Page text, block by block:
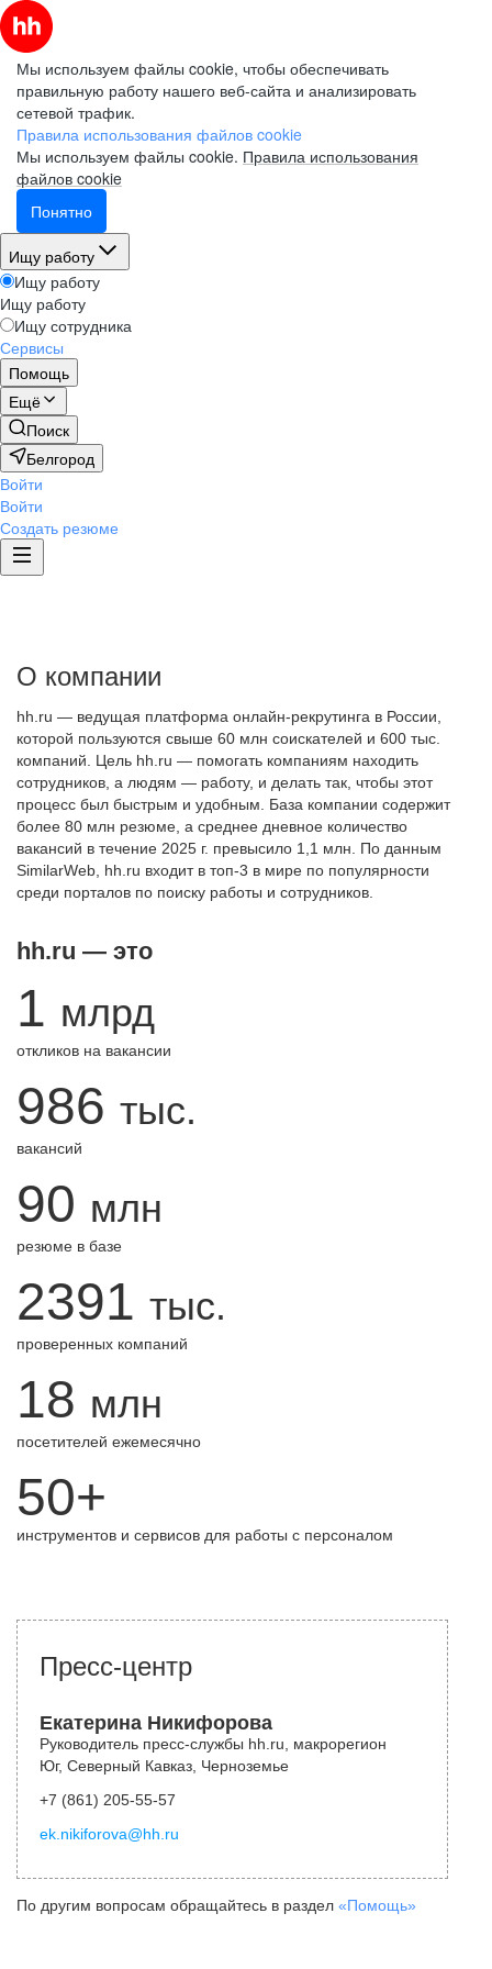
Мы используем файлы cookie, чтобы обеспечивать
правильную работу нашего веб-сайта и анализировать
сетевой трафик.
Правила использования файлов cookie
Мы используем файлы cookie. Правила использования
файлов cookie
Понятно
Ищу работу
Ищу работу
Ищу работу
Ищу сотрудника
Сервисы
Помощь
Ещё
Поиск
Белгород
Войти
Войти
Создать резюме
О компании
hh.ru — ведущая платформа онлайн-рекрутинга в России,
которой пользуются свыше 60 млн соискателей и 600 тыс.
компаний. Цель hh.ru — помогать компаниям находить
сотрудников, а людям — работу, и делать так, чтобы этот
процесс был быстрым и удобным. База компании содержит
более 80 млн резюме, а среднее дневное количество
вакансий в течение 2025 г. превысило 1,1 млн. По данным
SimilarWeb, hh.ru входит в топ-3 в мире по популярности
среди порталов по поиску работы и сотрудников.
hh.ru — это
1 млрд
откликов на вакансии
986 тыс.
вакансий
90 млн
резюме в базе
2391 тыс.
проверенных компаний
18 млн
посетителей ежемесячно
50+
инструментов и сервисов для работы с персоналом
Пресс-центр
Екатерина Никифорова
Руководитель пресс-службы hh.ru, макрорегион
Юг, Северный Кавказ, Черноземье
+7 (861) 205-55-57
ek.nikiforova@hh.ru
По другим вопросам обращайтесь в раздел «Помощь»